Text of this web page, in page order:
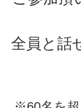
全員と話